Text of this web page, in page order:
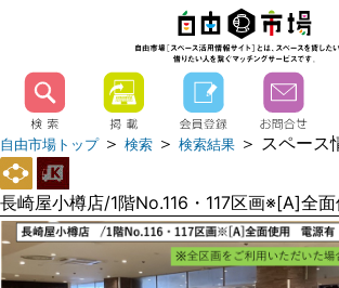
自由市場トップ＞ 検索 ＞ 検索結果 ＞ スペース
長崎屋小樽店/1階No.116・117区画※[A]全